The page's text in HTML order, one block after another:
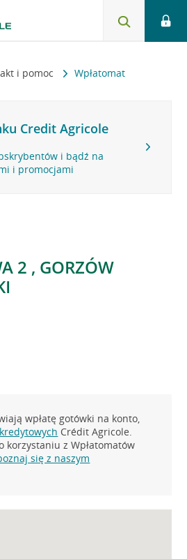
i pomoc Wpłatomat
Credit Agricole
i bądź na
i promocjami
2 , GORZÓW
wpłatę gotówki na konto,
Crédit Agricole.
korzystaniu z Wpłatomatów
się z naszym